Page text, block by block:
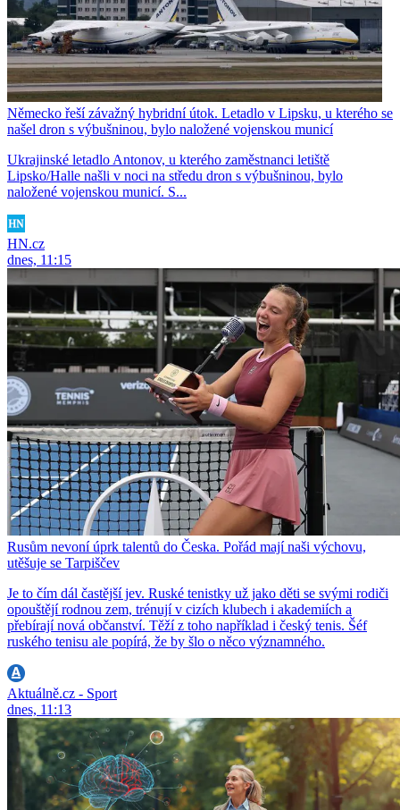
Německo řeší závažný hybridní útok. Letadlo v Lipsku, u kterého se
našel dron s výbušninou, bylo naložené vojenskou municí
Ukrajinské letadlo Antonov, u kterého zaměstnanci letiště
Lipsko/Halle našli v noci na středu dron s výbušninou, bylo
naložené vojenskou municí. S...
HN.cz
dnes, 11:15
Rusům nevoní úprk talentů do Česka. Pořád mají naši výchovu,
utěšuje se Tarpiščev
Je to čím dál častější jev. Ruské tenistky už jako děti se svými rodiči
opouštějí rodnou zem, trénují v cizích klubech i akademiích a
přebírají nová občanství. Těží z toho například i český tenis. Šéf
ruského tenisu ale popírá, že by šlo o něco významného.
Aktuálně.cz - Sport
dnes, 11:13